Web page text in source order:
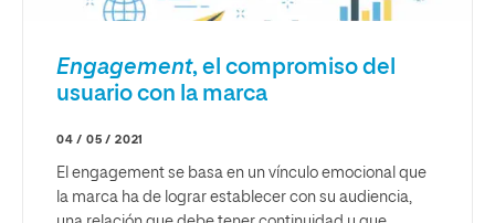
Engagement, el compromiso del
usuario con la marca
04 / 05 / 2021
El engagement se basa en un vínculo emocional que
la marca ha de lograr establecer con su audiencia,